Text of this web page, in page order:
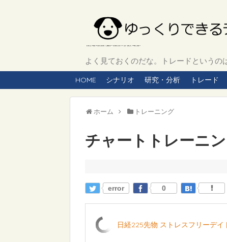
よく見ておくのだな。トレードという
HOME シナリオ 研究・分析 トレード
ホーム トレーニング
チャートトレーニン
error 0
日経225先物 ストレスフリーデイ